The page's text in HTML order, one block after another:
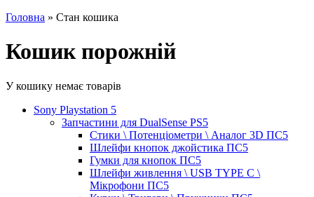
Головна » Стан кошика
Кошик порожній
У кошику немає товарів
Sony Playstation 5
Запчастини для DualSense PS5
Стики \ Потенціометри \ Аналог 3D ПС5
Шлейфи кнопок джойстика ПС5
Гумки для кнопок ПС5
Шлейфи живлення \ USB TYPE C \
Мікрофони ПС5